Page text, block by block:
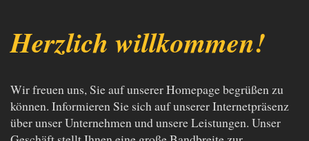
Herzlich willkommen!
Wir freuen uns, Sie auf unserer Homepage begrüßen zu
können. Informieren Sie sich auf unserer Internetpräsenz
über unser Unternehmen und unsere Leistungen. Unser